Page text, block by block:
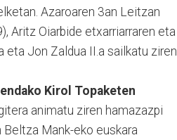
Azaroaren 3an Leitzan
Aritz Oiarbide etxarriarraren eta
eta Jon Zaldua II.a sailkatu ziren
Kirol Topaketen
animatu ziren hamazazpi
Beltza Mank-eko euskara